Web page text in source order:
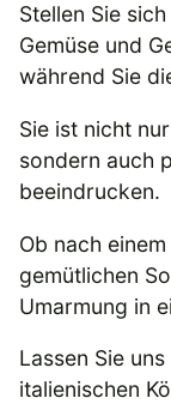
Stellen Sie
Gemüse und
während Sie
Sie ist nicht
sondern auch
beeindrucken.
Ob nach
gemütlichen
Umarmung in
Lassen Sie
italienischen